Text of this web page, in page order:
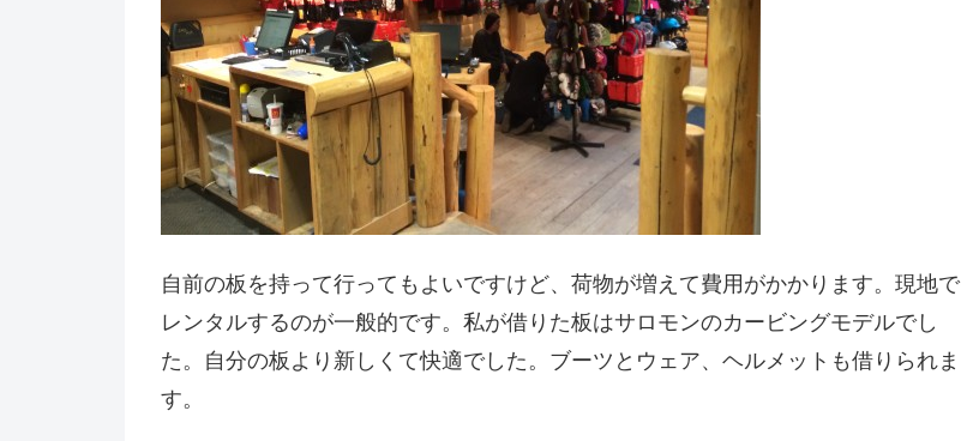
自前の板を持って行ってもよいですけど、荷物が増えて費用がかかります。現地で
レンタルするのが一般的です。私が借りた板はサロモンのカービングモデルでし
た。自分の板より新しくて快適でした。ブーツとウェア、ヘルメットも借りられま
す。